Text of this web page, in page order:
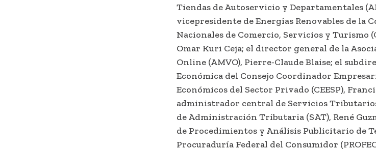
Tiendas de Autoservicio y Departamentales
vicepresidente de Energías Renovables de la
Nacionales de Comercio, Servicios y Turismo
Omar Kuri Ceja; el director general de la
Online (AMVO), Pierre-Claude Blaise; el
Económica del Consejo Coordinador
Económicos del Sector Privado (CEESP),
administrador central de Servicios
de Administración Tributaria (SAT), René
de Procedimientos y Análisis Publicitario de
Procuraduría Federal del Consumidor